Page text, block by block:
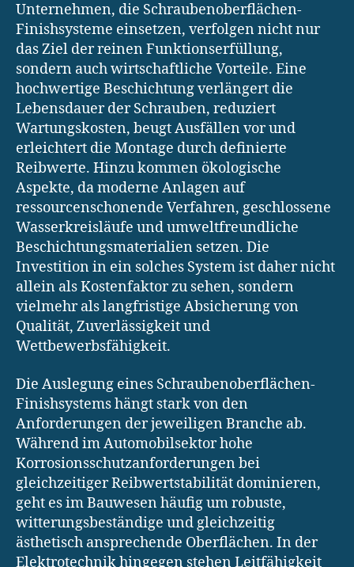
Unternehmen, die Schraubenoberflächen-
Finishsysteme einsetzen, verfolgen nicht nur
das Ziel der reinen Funktionserfüllung,
sondern auch wirtschaftliche Vorteile. Eine
hochwertige Beschichtung verlängert die
Lebensdauer der Schrauben, reduziert
Wartungskosten, beugt Ausfällen vor und
erleichtert die Montage durch definierte
Reibwerte. Hinzu kommen ökologische
Aspekte, da moderne Anlagen auf
ressourcenschonende Verfahren, geschlossene
Wasserkreisläufe und umweltfreundliche
Beschichtungsmaterialien setzen. Die
Investition in ein solches System ist daher nicht
allein als Kostenfaktor zu sehen, sondern
vielmehr als langfristige Absicherung von
Qualität, Zuverlässigkeit und
Wettbewerbsfähigkeit.
Die Auslegung eines Schraubenoberflächen-
Finishsystems hängt stark von den
Anforderungen der jeweiligen Branche ab.
Während im Automobilsektor hohe
Korrosionsschutzanforderungen bei
gleichzeitiger Reibwertstabilität dominieren,
geht es im Bauwesen häufig um robuste,
witterungsbeständige und gleichzeitig
ästhetisch ansprechende Oberflächen. In der
Elektrotechnik hingegen stehen Leitfähigkeit